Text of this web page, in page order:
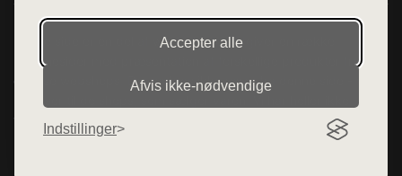
Accepter alle
Afvis ikke‑nødvendige
Indstillinger
Denne side er en del af want.dk, der udgiver en række
hjemmesider med præsentation af forskellige produkter fra
diverse webshops. Der sælges ikke varer fra denne side - vi
henviser til de shops, som sælger varen. Vi har heller ikke
varerne på lager.